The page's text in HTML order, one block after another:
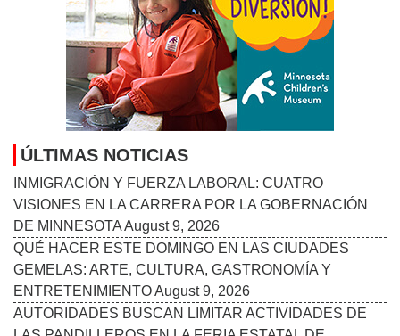
ÚLTIMAS NOTICIAS
INMIGRACIÓN Y FUERZA LABORAL: CUATRO
VISIONES EN LA CARRERA POR LA GOBERNACIÓN
DE MINNESOTAAugust 9, 2026
QUÉ HACER ESTE DOMINGO EN LAS CIUDADES
GEMELAS: ARTE, CULTURA, GASTRONOMÍA Y
ENTRETENIMIENTOAugust 9, 2026
AUTORIDADES BUSCAN LIMITAR ACTIVIDADES DE